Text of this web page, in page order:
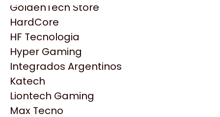
HP
HyperX
INNO3D
Intel
Kingston
Lenovo
Logitech
GoldenTech Store
HardCore
HF Tecnologia
Hyper Gaming
Integrados Argentinos
Katech
Liontech Gaming
Max Tecno